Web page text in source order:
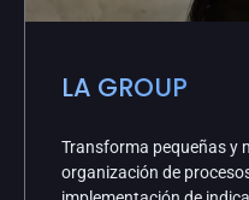
LA GROUP
Transforma pequeñas y
organización de